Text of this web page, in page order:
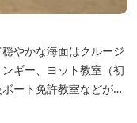
やかな海面はクルージ
ギー、ヨット教室（初
ート免許教室などが開
。